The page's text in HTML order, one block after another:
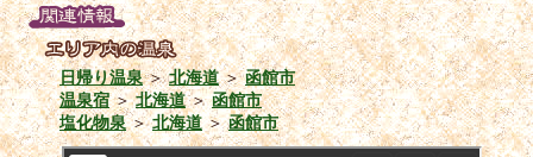
日帰り温泉＞北海道＞函館市
温泉宿＞北海道＞函館市
塩化物泉＞北海道＞函館市